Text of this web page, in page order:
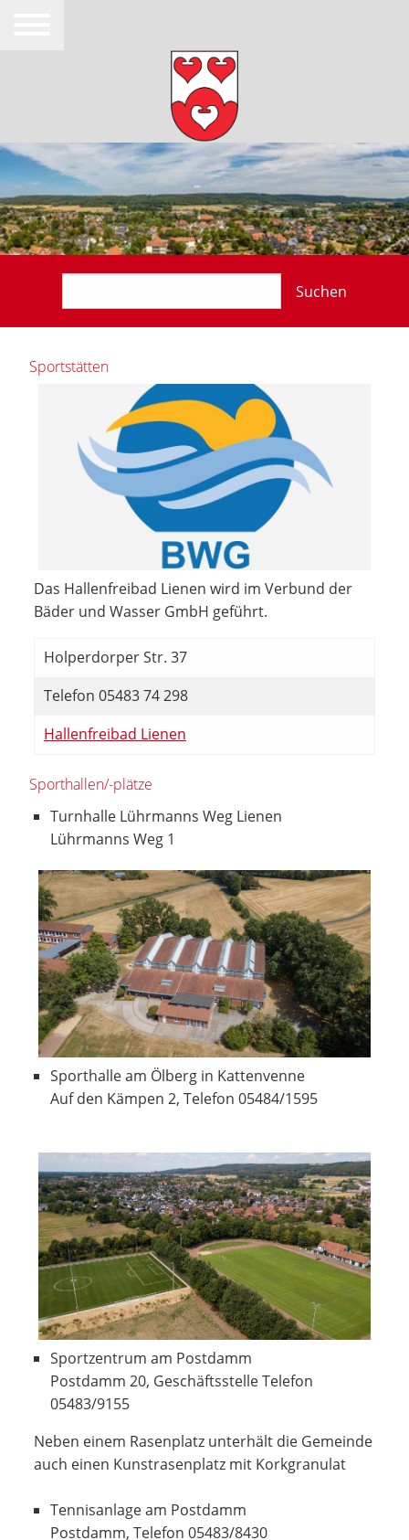
Suchen
Sportstätten
Das Hallenfreibad Lienen wird im Verbund der
Bäder und Wasser GmbH geführt.
Holperdorper Str. 37
Telefon 05483 74 298
Hallenfreibad Lienen
Sporthallen/-plätze
Turnhalle Lührmanns Weg Lienen
Lührmanns Weg 1
Sporthalle am Ölberg in Kattenvenne
Auf den Kämpen 2, Telefon 05484/1595
Sportzentrum am Postdamm
Postdamm 20, Geschäftsstelle Telefon
05483/9155
Neben einem Rasenplatz unterhält die Gemeinde
auch einen Kunstrasenplatz mit Korkgranulat
Tennisanlage am Postdamm
Postdamm, Telefon 05483/8430